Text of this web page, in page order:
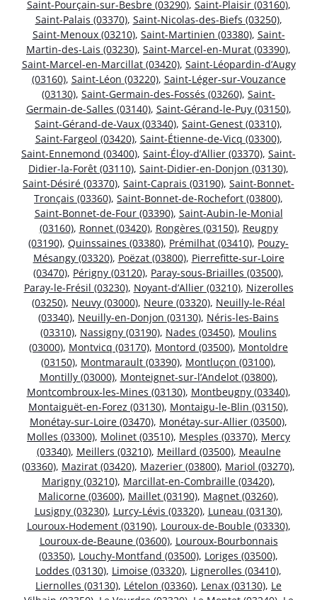
Saint-Pourçain-sur-Besbre (03290), Saint-Plaisir (03160),
Saint-Palais (03370), Saint-Nicolas-des-Biefs (03250),
Saint-Menoux (03210), Saint-Martinien (03380), Saint-
Martin-des-Lais (03230), Saint-Marcel-en-Murat (03390),
Saint-Marcel-en-Marcillat (03420), Saint-Léopardin-d’Augy
(03160), Saint-Léon (03220), Saint-Léger-sur-Vouzance
(03130), Saint-Germain-des-Fossés (03260), Saint-
Germain-de-Salles (03140), Saint-Gérand-le-Puy (03150),
Saint-Gérand-de-Vaux (03340), Saint-Genest (03310),
Saint-Fargeol (03420), Saint-Étienne-de-Vicq (03300),
Saint-Ennemond (03400), Saint-Éloy-d’Allier (03370), Saint-
Didier-la-Forêt (03110), Saint-Didier-en-Donjon (03130),
Saint-Désiré (03370), Saint-Caprais (03190), Saint-Bonnet-
Tronçais (03360), Saint-Bonnet-de-Rochefort (03800),
Saint-Bonnet-de-Four (03390), Saint-Aubin-le-Monial
(03160), Ronnet (03420), Rongères (03150), Reugny
(03190), Quinssaines (03380), Prémilhat (03410), Pouzy-
Mésangy (03320), Poëzat (03800), Pierrefitte-sur-Loire
(03470), Périgny (03120), Paray-sous-Briailles (03500),
Paray-le-Frésil (03230), Noyant-d’Allier (03210), Nizerolles
(03250), Neuvy (03000), Neure (03320), Neuilly-le-Réal
(03340), Neuilly-en-Donjon (03130), Néris-les-Bains
(03310), Nassigny (03190), Nades (03450), Moulins
(03000), Montvicq (03170), Montord (03500), Montoldre
(03150), Montmarault (03390), Montluçon (03100),
Montilly (03000), Monteignet-sur-l’Andelot (03800),
Montcombroux-les-Mines (03130), Montbeugny (03340),
Montaiguët-en-Forez (03130), Montaigu-le-Blin (03150),
Monétay-sur-Loire (03470), Monétay-sur-Allier (03500),
Molles (03300), Molinet (03510), Mesples (03370), Mercy
(03340), Meillers (03210), Meillard (03500), Meaulne
(03360), Mazirat (03420), Mazerier (03800), Mariol (03270),
Marigny (03210), Marcillat-en-Combraille (03420),
Malicorne (03600), Maillet (03190), Magnet (03260),
Lusigny (03230), Lurcy-Lévis (03320), Luneau (03130),
Louroux-Hodement (03190), Louroux-de-Bouble (03330),
Louroux-de-Beaune (03600), Louroux-Bourbonnais
(03350), Louchy-Montfand (03500), Loriges (03500),
Loddes (03130), Limoise (03320), Lignerolles (03410),
Liernolles (03130), Lételon (03360), Lenax (03130), Le